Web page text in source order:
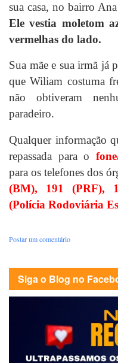
sua casa, no bairro
Ele vestia moletom
vermelhas do lado.
Sua mãe e sua irmã já
que Wiliam costuma
não obtiveram
paradeiro.
Qualquer informação
repassada para o
para os telefones dos
(BM), 191 (PRF),
(Polícia Rodoviária
Postar um comentário
Siga o Blog no